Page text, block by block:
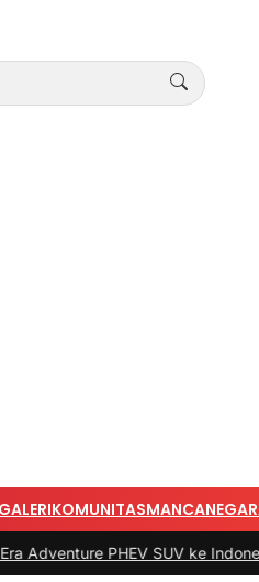
GALERIKOMUNITAS
PHEV SUV ke Indonesia|#3 -